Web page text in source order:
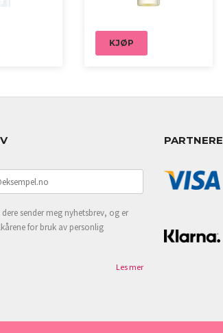
KJØP
sender meg nyhetsbrev, og er
for bruk av personlig
Les mer
PARTNERE